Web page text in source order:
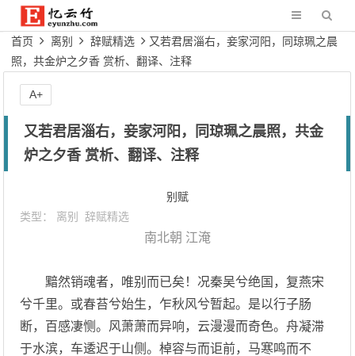
首页 离别 辞赋精选
又若君居淄右，妾家河阳，同琼珮之晨
照，共金炉之夕香 赏析、翻译、注释
又若君居淄右，妾家河阳，同琼珮之晨照，共金
炉之夕香 赏析、翻译、注释
别赋
类型： 离别 辞赋精选
南北朝 江淹
黯然销魂者，唯别而已矣！况秦吴兮绝国，复燕宋
兮千里。或春苔兮始生，乍秋风兮暂起。是以行子肠
断，百感凄恻。风萧萧而异响，云漫漫而奇色。舟凝滞
于水滨，车逶迟于山侧。棹容与而讵前，马寒鸣而不
A+